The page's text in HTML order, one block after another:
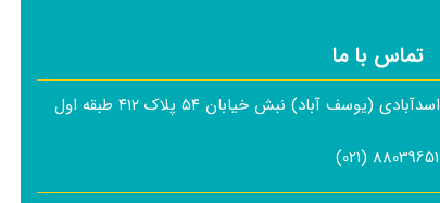
تماس با ما
آباد) نبش خیابان ۵۴ پلاک ۴۱۲ طبقه اول